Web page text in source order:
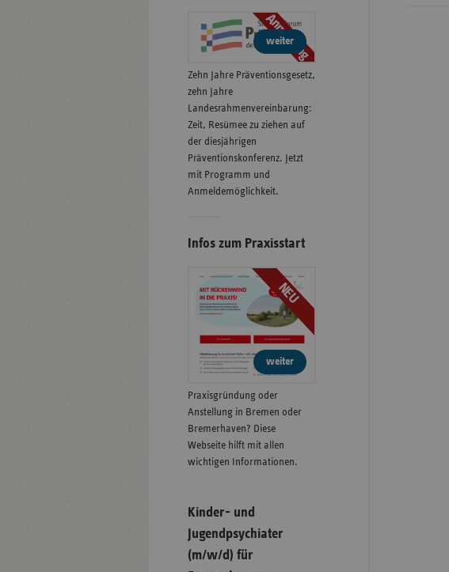
Anmeldung
weiter
Zehn Jahre Präventionsgesetz,
zehn Jahre
Landesrahmenvereinbarung:
Zeit, Resümee zu ziehen auf
der diesjährigen
Präventionskonferenz. Jetzt
mit Programm und
Anmeldemöglichkeit.
Infos zum Praxisstart
NEU
weiter
Praxisgründung oder
Anstellung in Bremen oder
Bremerhaven? Diese
Webseite hilft mit allen
wichtigen Informationen.
Kinder- und
Jugendpsychiater
(m/w/d) für